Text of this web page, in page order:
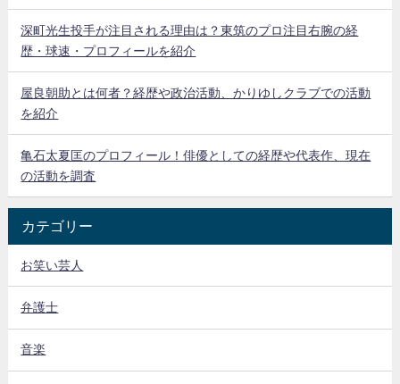
深町光生投手が注目される理由は？東筑のプロ注目右腕の経
歴・球速・プロフィールを紹介
屋良朝助とは何者？経歴や政治活動、かりゆしクラブでの活動
を紹介
亀石太夏匡のプロフィール！俳優としての経歴や代表作、現在
の活動を調査
カテゴリー
お笑い芸人
弁護士
音楽